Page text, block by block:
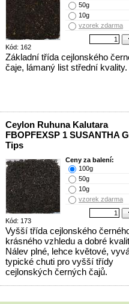
Kód: 162
50g
10g
vzorek zdarma
Základní třída cejlonského
čaje, lámaný list střední kvality.
Ceylon Ruhuna Kalutara
FBOPFEXSP 1 SUSANTHA
Tips
Kód: 173
Ceny za balení:
100g
50g
10g
vzorek zdarma
Vyšší třída cejlonského
krásného vzhledu a dobré
Nálev plné, lehce květové,
typické chuti pro vyšší třídy
cejlonských černých čajů.